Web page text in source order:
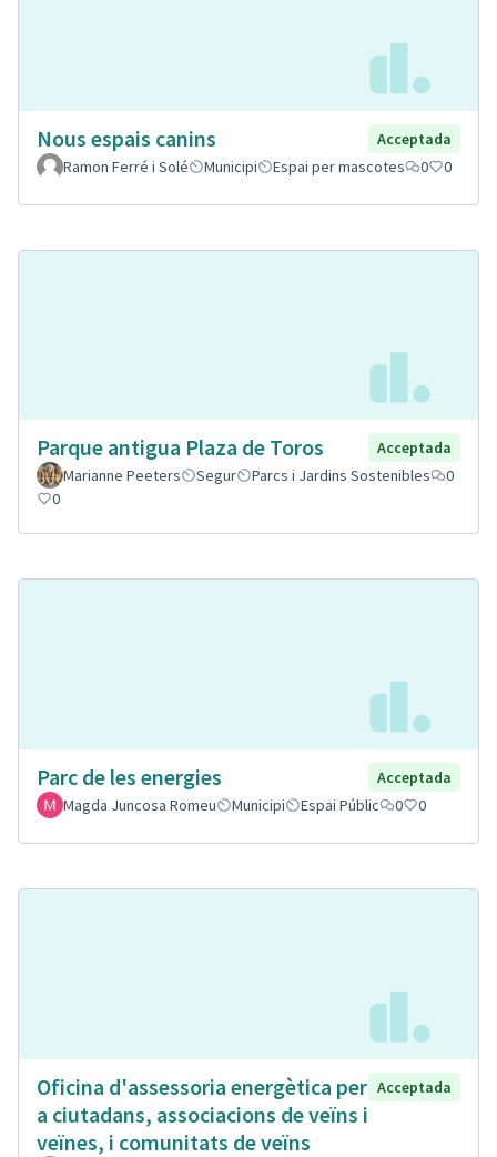
Nous espais canins
Acceptada
Ramon Ferré i Solé
Municipi Espai per mascotes 0 0
Parque antigua Plaza de Toros
Acceptada
Marianne Peeters
Segur Parcs i Jardins Sostenibles
0
0
Parc de les energies
Acceptada
Magda Juncosa Romeu
Municipi Espai Públic 0 0
Oficina d'assessoria energètica per
a ciutadans, associacions de veïns i
veïnes, i comunitats de veïns
Acceptada